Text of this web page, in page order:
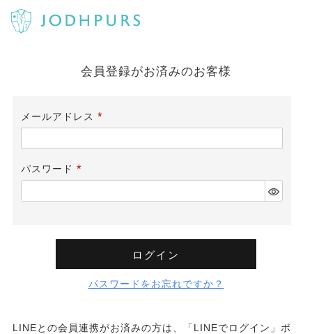
会員登録がお済みのお客様
メールアドレス
須)
パスワード
須)
ログイン
パスワードをお忘れですか？
LINEとの会員連携がお済みの方は、「LINEでログイン」ボ